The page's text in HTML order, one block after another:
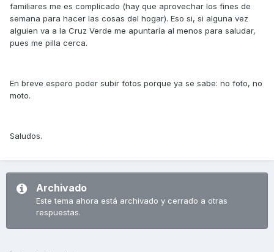
familiares me es complicado (hay que aprovechar los fines de
semana para hacer las cosas del hogar). Eso si, si alguna vez
alguien va a la Cruz Verde me apuntaría al menos para saludar,
pues me pilla cerca.
En breve espero poder subir fotos porque ya se sabe: no foto, no
moto.
Saludos.
Archivado
Este tema ahora está archivado y cerrado a otras
respuestas.